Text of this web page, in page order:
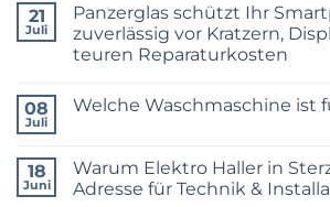
Elektro
ist
jetzt
epay-
Servicepartner
zu
SIM-
Karte
in
Sterzing:
Elektro
Haller
21
Juli
Panzerglas schützt Ihr
zuverlässig vor Kratzern,
teuren Reparaturkosten
zu
Smartphone
zuverlässig
vor
08
Juli
Welche Waschmaschine ist
Welche
Waschmaschine
ist
18
Juni
Warum Elektro Haller in
Adresse für Technik &